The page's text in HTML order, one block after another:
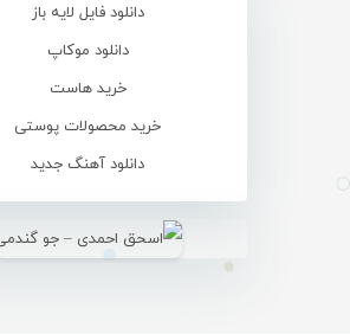
دانلود فایل لایه باز
دانلود موکاپ
خرید هاست
خرید محصولات پوستی
دانلود آهنگ جدید